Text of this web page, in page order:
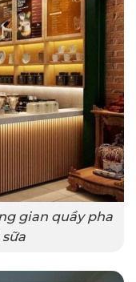
gian quầy pha